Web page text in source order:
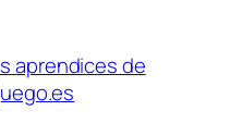
aprendices de